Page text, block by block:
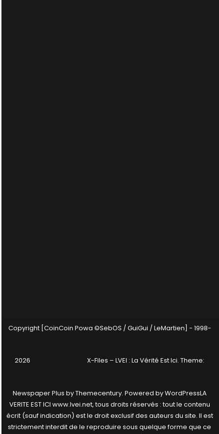
Copyright [CoinCoin Powa ©SebOS / GuiGui / LeMartien] - 1998-
2026 X-Files – LVEI : La Vérité Est Ici. Theme:
Newspaper Plus byThemecentury. Powered byWordPressLA
VERITE EST ICI www.lvei.net, tous droits réservés : tout le contenu
écrit (sauf indication) est le droit exclusif des auteurs du site. Il est
strictement interdit de le reproduire sous quelque forme que ce